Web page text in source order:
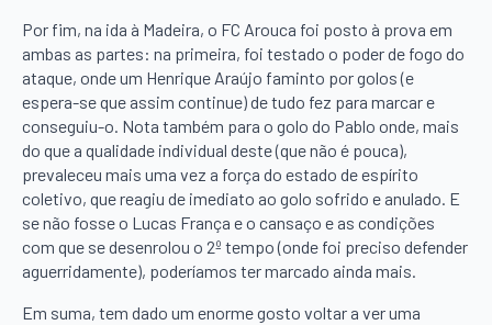
Por fim, na ida à Madeira, o FC Arouca foi posto à prova em
ambas as partes: na primeira, foi testado o poder de fogo do
ataque, onde um Henrique Araújo faminto por golos (e
espera-se que assim continue) de tudo fez para marcar e
conseguiu-o. Nota também para o golo do Pablo onde, mais
do que a qualidade individual deste (que não é pouca),
prevaleceu mais uma vez a força do estado de espírito
coletivo, que reagiu de imediato ao golo sofrido e anulado. E
se não fosse o Lucas França e o cansaço e as condições
com que se desenrolou o 2º tempo (onde foi preciso defender
aguerridamente), poderíamos ter marcado ainda mais.
Em suma, tem dado um enorme gosto voltar a ver uma